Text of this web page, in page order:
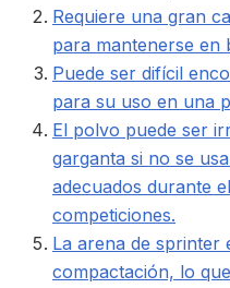
Requiere una gran
para mantenerse en
Puede ser difícil
para su uso en una
El polvo puede ser
garganta si no se
adecuados durante
competiciones.
La arena de sprinter
compactación, lo